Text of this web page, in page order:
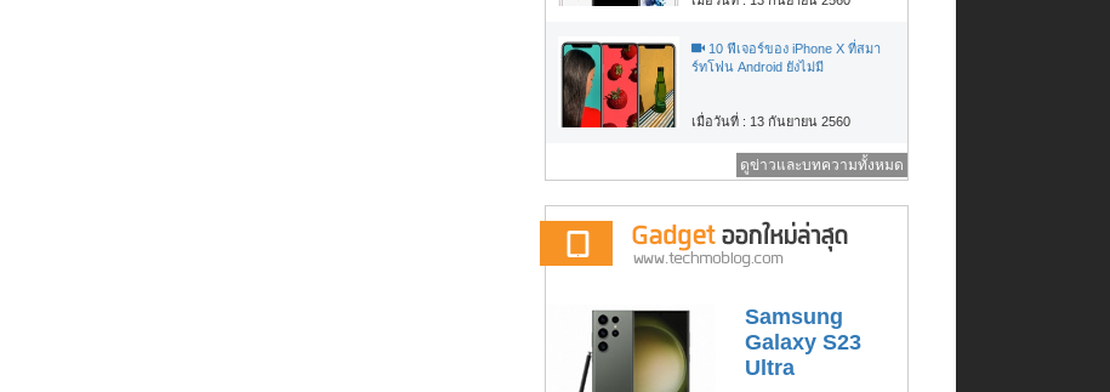
10 ฟีเจอร์ของ iPhone X ที่สมา
ร์ทโฟน Android ยังไม่มี
เมื่อวันที่ : 13 กันยายน 2560
ดูข่าวและบทความทั้งหมด
Samsung
Galaxy S23
Ultra